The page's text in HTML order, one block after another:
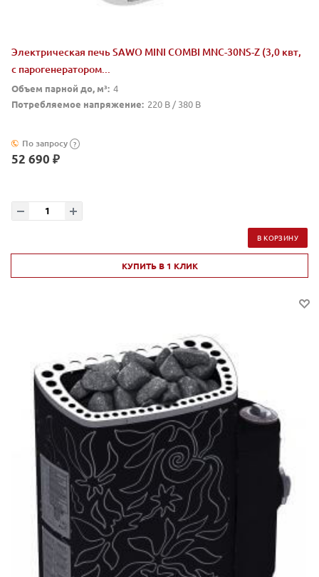
Электрическая печь SAWO MINI COMBI MNC-30NS-Z (3,0 квт,
с парогенератором...
Объем парной до, м³: 4
Потребляемое напряжение: 220 В / 380 В
По запросу ?
52 690 ₽
В КОРЗИНУ
КУПИТЬ В 1 КЛИК